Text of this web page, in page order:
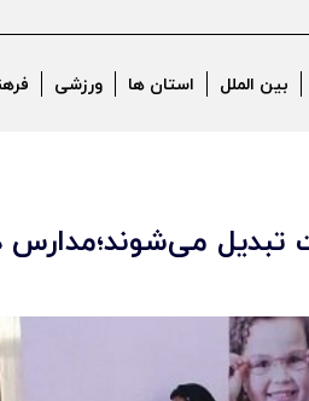
بین الملل استان ها ورزشی
می‌شوند؛مدارس